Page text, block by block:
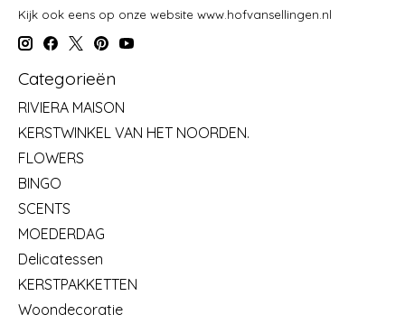
Kijk ook eens op onze website www.hofvansellingen.nl
Categorieën
RIVIERA MAISON
KERSTWINKEL VAN HET NOORDEN.
FLOWERS
BINGO
SCENTS
MOEDERDAG
Delicatessen
KERSTPAKKETTEN
Woondecoratie